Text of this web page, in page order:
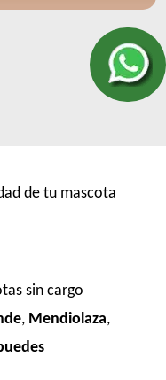
de tu mascota
sin cargo
, Mendiolaza,